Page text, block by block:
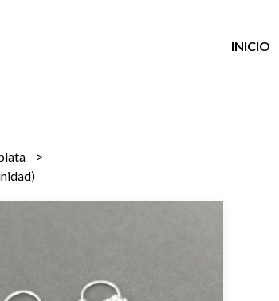
INICIO